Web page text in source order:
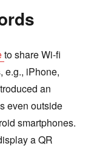
to share Wi-fi
e.g., iPhone,
an
even outside
smartphones.
a QR